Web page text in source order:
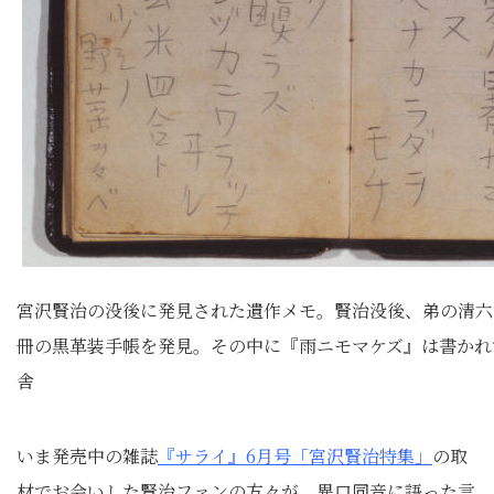
宮沢賢治の没後に発見された遺作メモ。賢治没後、弟の清
冊の黒革装手帳を発見。その中に『雨ニモマケズ』は書か
舎
いま発売中の雑誌 『サライ』6月号「宮沢賢治特集」 の取